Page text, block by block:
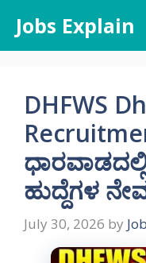
content
Jobs Explain
DHFWS
ಹುದ್ದೆಗಳ
July 30, 2026 by